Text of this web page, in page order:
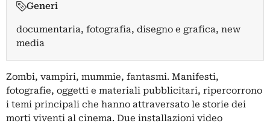
Generi
documentaria, fotografia, disegno e grafica, new
media
Zombi, vampiri, mummie, fantasmi. Manifesti,
fotografie, oggetti e materiali pubblicitari, ripercorrono
i temi principali che hanno attraversato le storie dei
morti viventi al cinema. Due installazioni video